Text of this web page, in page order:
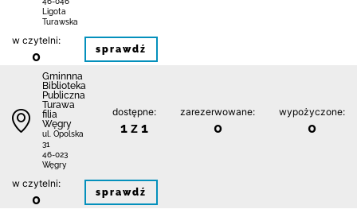
Ligota
Turawska
w czytelni:
0 sprawdź
Gminnna
Biblioteka
Publiczna
Turawa
filia
Węgry
ul. Opolska
31
46-023
Węgry
dostępne:
1 z 1
zarezerwowane:
0
wypożyczone:
0
w czytelni:
0 sprawdź